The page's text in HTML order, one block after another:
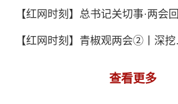
【红网时刻】总书记关切事·两会回访记丨...
【红网时刻】青椒观两会②丨深挖学校红...
查看更多